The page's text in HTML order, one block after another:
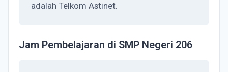
adalah Telkom Astinet.
Jam Pembelajaran di SMP Negeri 206